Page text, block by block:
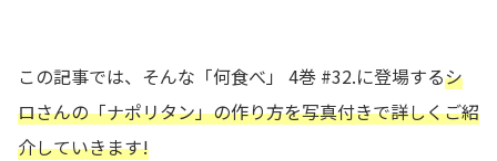
この記事では、そんな「何食べ」 4巻 #32.に登場するシ
ロさんの「ナポリタン」の作り方を写真付きで詳しくご紹
介していきます!